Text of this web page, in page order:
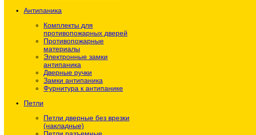
Антипаника
Комплекты для
противопожарных дверей
Противопожарные
материалы
Электронные замки
антипаника
Дверные ручки
Замки антипаника
Фурнитура к антипанике
Петли
Петли дверные без врезки
(накладные)